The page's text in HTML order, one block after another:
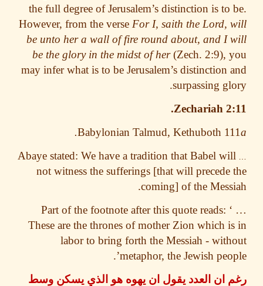
the full degree of Jerusalem’s distinction is
However, from the verseFor I, saith the Lord,
be unto her a wall of fire round about, and I
be the glory in the midst of her (Zech. 2:9),
may infer what is to be Jerusalem’s distinction
surpassing
Zechariah
Babylonian Talmud, Kethuboth
Abaye stated: We have a tradition that Babel
not witness the sufferings [that will
coming] of the
.
Part of the footnote after this quote
These are the thrones of mother Zion which
labor tobring forth the Messiah-
metaphor, the Jewish
ان العدد يقول ان يهوه هو الذي يسكن وسط